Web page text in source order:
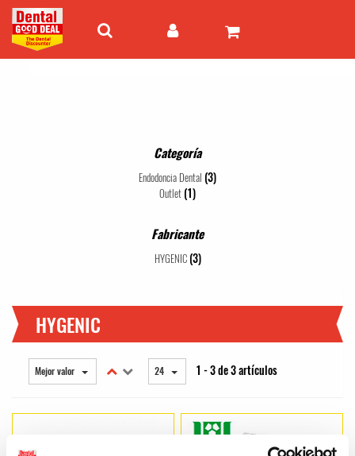
Categoría
Endodoncia Dental (3)
Outlet (1)
Fabricante
HYGENIC(3)
HYGENIC
Mejor valor 24 1 - 3 de 3 artículos